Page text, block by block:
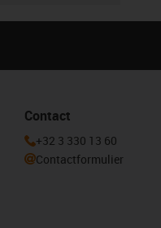
Contact
+32 3 330 13 60
Contactformulier